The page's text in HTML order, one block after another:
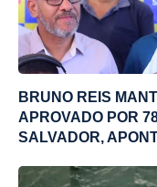
BRUNO REIS
APROVADO POR
SALVADOR,